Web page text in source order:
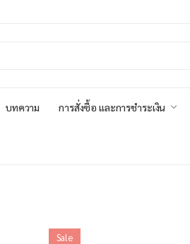
บทความ การสั่งซื้อ และการชำระเงิน
Sale